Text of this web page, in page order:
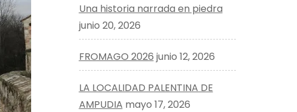
Una historia narrada en piedra
junio 20, 2026
FROMAGO 2026 junio 12, 2026
LA LOCALIDAD PALENTINA DE
AMPUDIA mayo 17, 2026